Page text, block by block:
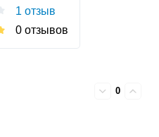
1 отзыв
0 отзывов
0